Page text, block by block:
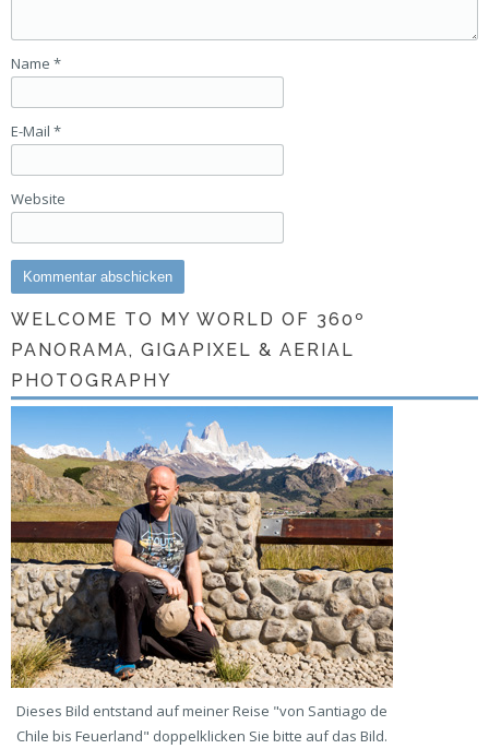
Name *
E-Mail *
Website
WELCOME TO MY WORLD OF 360º
PANORAMA, GIGAPIXEL & AERIAL
PHOTOGRAPHY
Dieses Bild entstand auf meiner Reise "von Santiago de
Chile bis Feuerland" doppelklicken Sie bitte auf das Bild.